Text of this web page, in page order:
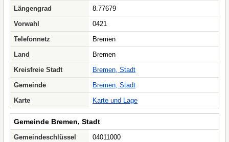
Längengrad
8.77679
Vorwahl
0421
Telefonnetz
Bremen
Land
Bremen
Kreisfreie Stadt
Bremen, Stadt
Gemeinde
Bremen, Stadt
Karte
Karte und Lage
Gemeinde Bremen, Stadt
Gemeindeschlüssel
04011000